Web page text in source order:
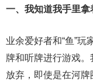
一、我知道我手里拿
业余爱好者和“鱼”
牌和听牌进行游戏
放弃，即使是在河牌